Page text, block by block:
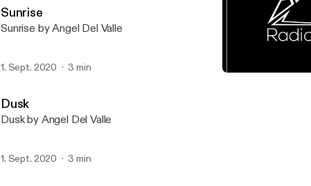
Sunrise
Sunrise by Angel Del Valle
1. Sept. 2020 3 min
Dusk
Dusk by Angel Del Valle
1. Sept. 2020 3 min